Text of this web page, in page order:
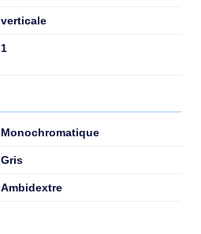
verticale
1
Monochromatique
Gris
Ambidextre